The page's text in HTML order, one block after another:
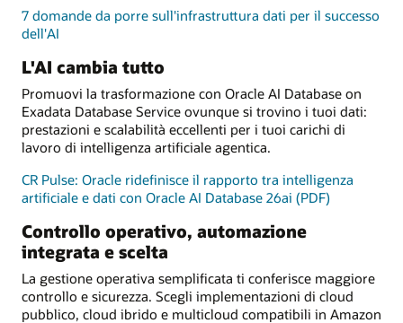
7 domande da porre sull'infrastruttura dati per il successo
dell'AI
L'AI cambia tutto
Promuovi la trasformazione con Oracle AI Database on
Exadata Database Service ovunque si trovino i tuoi dati:
prestazioni e scalabilità eccellenti per i tuoi carichi di
lavoro di intelligenza artificiale agentica.
CR Pulse: Oracle ridefinisce il rapporto tra intelligenza
artificiale e dati con Oracle AI Database 26ai (PDF)
Controllo operativo, automazione
integrata e scelta
La gestione operativa semplificata ti conferisce maggiore
controllo e sicurezza. Scegli implementazioni di cloud
pubblico, cloud ibrido e multicloud compatibili in Amazon